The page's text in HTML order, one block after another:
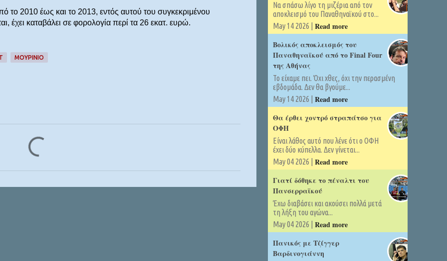
2010 έως και το 2013, εντός αυτού του συγκεκριμένου
έχει καταβάλει σε φορολογία περί τα 26 εκατ. ευρώ.
ΜΟΥΡΙΝΙΟ
Να σπάσω λίγο τη μιζέρια από τον
αποκλεισμό του Παναθηναϊκού στο...
May 14 2026 | Read more
Βολικός αποκλεισμός του
Παναθηναϊκού από το Final Four
της Αθήνας
Το είχαμε πει. Όχι χθες, όχι την περασμένη
εβδομάδα. Δεν θα βγούμε...
May 14 2026 | Read more
Θα έρθει χοντρό στραπάτσο για
ΟΦΗ
Είναι λάθος αυτό που λένε ότι ο ΟΦΗ
έχει δύο κύπελλα. Δεν γίνεται...
May 04 2026 | Read more
Γιατί δόθηκε το πέναλτι του
Πανσερραϊκού
Έχω διαβάσει και ακούσει πολλά μετά
τη λήξη του αγώνα...
May 04 2026 | Read more
Πανικός με Τζίγγερ
Βαρδινογιάννη